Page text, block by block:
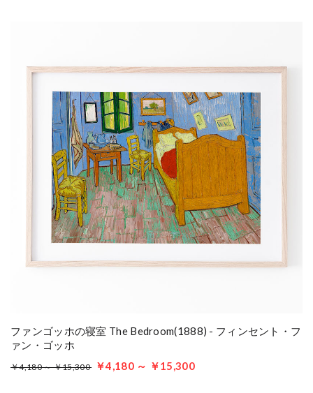
ファンゴッホの寝室 The Bedroom(1888) - フィンセント・フ
ァン・ゴッホ
￥4,180 ～ ￥15,300 ￥4,180 ～ ￥15,300